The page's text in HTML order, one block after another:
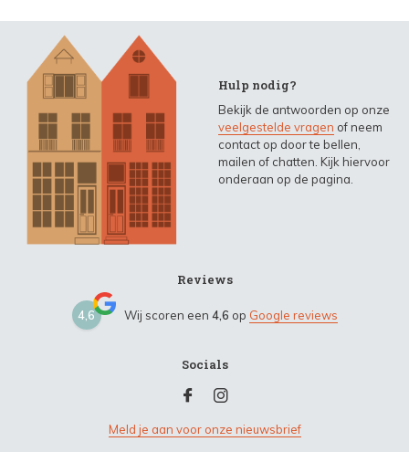
Hulp nodig?
Bekijk de antwoorden op onze
veelgestelde vragen of neem
contact op door te bellen,
mailen of chatten. Kijk hiervoor
onderaan op de pagina.
Reviews
4,6 Wij scoren een 4,6 op Google reviews
Socials
Meld je aan voor onze nieuwsbrief